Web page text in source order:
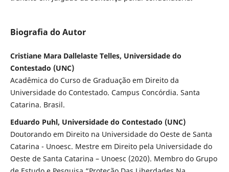
Biografia do Autor
Cristiane Mara Dallelaste Telles, Universidade do
Contestado (UNC)
Acadêmica do Curso de Graduação em Direito da
Universidade do Contestado. Campus Concórdia. Santa
Catarina. Brasil.
Eduardo Puhl, Universidade do Contestado (UNC)
Doutorando em Direito na Universidade do Oeste de Santa
Catarina - Unoesc. Mestre em Direito pela Universidade do
Oeste de Santa Catarina – Unoesc (2020). Membro do Grupo